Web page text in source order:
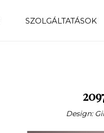
SZOLGÁLTATÁSOK
Design: